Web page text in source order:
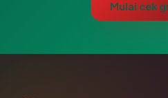
Mulai cek